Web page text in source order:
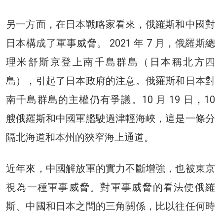
另一方面，在日本戰略家看來，俄羅斯和中國對
日本構成了軍事威脅。 2021 年 7 月，俄羅斯總
理米舒斯京登上南千島群島（日本稱北方四
島），引起了日本政府的注意。俄羅斯和日本對
南千島群島的主權仍有爭議。10 月 19 日，10
艘俄羅斯和中國軍艦駛過津輕海峽，這是一條分
隔北海道和本州的狹窄海上通道。
近年來，中國解放軍的實力不斷增強，也被東京
視為一種軍事威脅。對軍事威脅的看法使俄羅
斯、中國和日本之間的三角關係，比以往任何時